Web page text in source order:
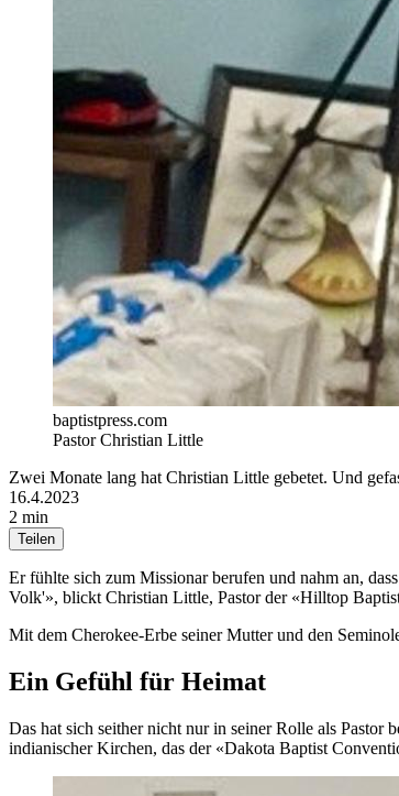
baptistpress.com
Pastor Christian Little
Zwei Monate lang hat Christian Little gebetet. Und
16.4.2023
2 min
Teilen
Er fühlte sich zum Missionar berufen und nahm an,
Volk'», blickt Christian Little, Pastor der «Hilltop
Mit dem Cherokee-Erbe seiner Mutter und den
Ein Gefühl für Heimat
Das hat sich seither nicht nur in seiner Rolle als
indianischer Kirchen, das der «Dakota Baptist